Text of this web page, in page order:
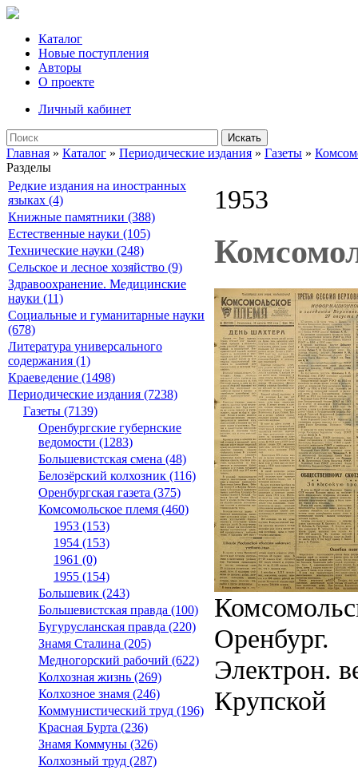
Каталог
Новые поступления
Авторы
О проекте
Личный кабинет
Искать
Главная » Каталог » Периодические издания » Газеты »
Разделы
Редкие издания на иностранных
языках (4)
Книжные памятники (388)
Естественные науки (105)
Технические науки (248)
Сельское и лесное хозяйство (9)
Здравоохранение. Медицинские
науки (11)
Социальные и гуманитарные науки
(678)
Литература универсального
содержания (1)
Краеведение (1498)
Периодические издания (7238)
Газеты (7139)
Оренбургские губернские
ведомости (1283)
Большевистская смена (48)
Белозёрский колхозник (116)
Оренбургская газета (375)
Комсомольское племя (460)
1953 (153)
1954 (153)
1961 (0)
1955 (154)
Большевик (243)
Большевистская правда (100)
Бугурусланская правда (220)
Знамя Сталина (205)
Медногорский рабочий (622)
Колхозная жизнь (269)
Колхозное знамя (246)
Коммунистический труд (196)
Красная Бурта (236)
Знамя Коммуны (326)
Колхозный труд (287)
1953
Оренбург.
Электрон.
Крупской